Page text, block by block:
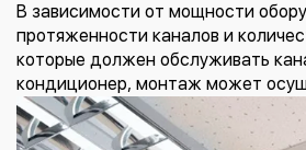
В зависимости от мощности
протяженности каналов и
которые должен обслуживать
кондиционер, монтаж может